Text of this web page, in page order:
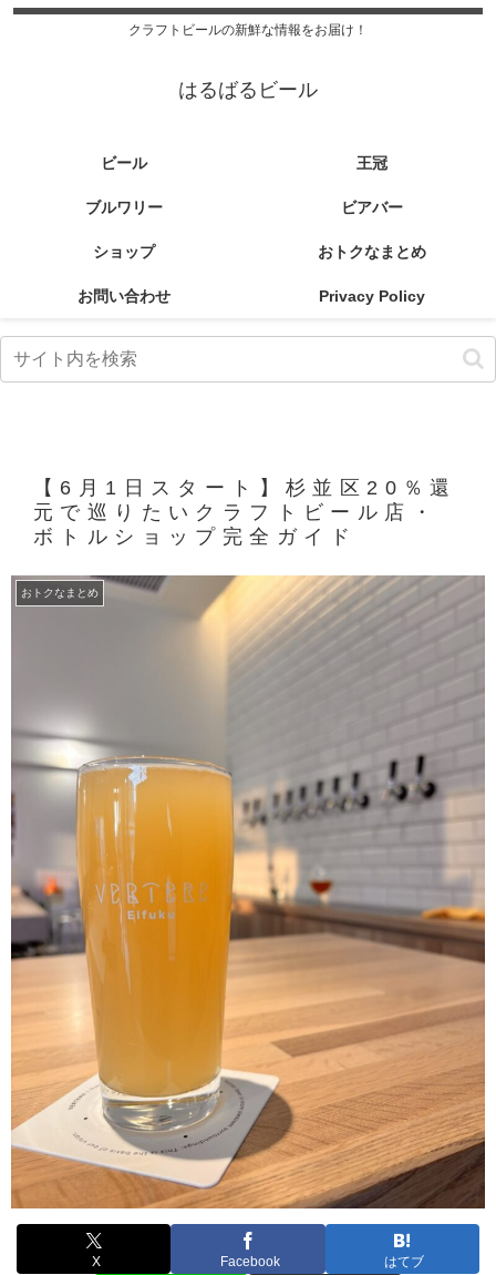
クラフトビールの新鮮な情報をお届け！
はるばるビール
ビール 王冠
ブルワリー ビアバー
ショップ おトクなまとめ
お問い合わせ Privacy Policy
【6月1日スタート】杉並区20％還
元で巡りたいクラフトビール店・
ボトルショップ完全ガイド
おトクなまとめ
X Facebook はてブ